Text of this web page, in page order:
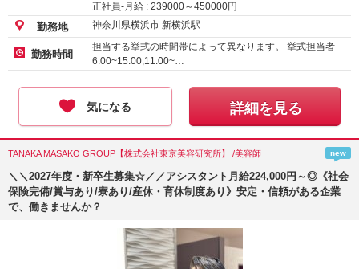
正社員-月給 : 239000～450000円
勤務地 神奈川県横浜市 新横浜駅
勤務時間
担当する挙式の時間帯によって異なります。 挙式担当者
6:00~15:00,11:00~…
気になる 詳細を見る
TANAKA MASAKO GROUP【株式会社東京美容研究所】 /美容師 new
＼＼2027年度・新卒生募集☆／／アシスタント月給224,000円～◎《社会
保険完備/賞与あり/寮あり/産休・育休制度あり》安定・信頼がある企業
で、働きませんか？